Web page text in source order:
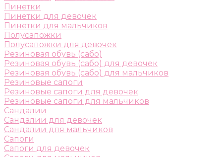
Пинетки
Пинетки для девочек
Пинетки для мальчиков
Полусапожки
Полусапожки для девочек
Резиновая обувь (сабо)
Резиновая обувь (сабо) для девочек
Резиновая обувь (сабо) для мальчиков
Резиновые сапоги
Резиновые сапоги для девочек
Резиновые сапоги для мальчиков
Сандалии
Сандалии для девочек
Сандалии для мальчиков
Сапоги
Сапоги для девочек